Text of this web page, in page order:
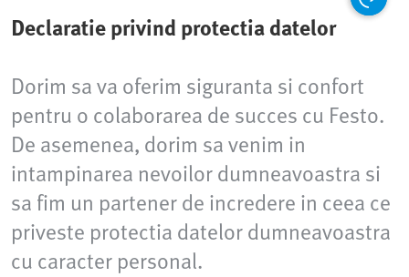
Declaratie privind protectia datelor
Dorim sa va oferim siguranta si confort
pentru o colaborarea de succes cu Festo.
De asemenea, dorim sa venim in
intampinarea nevoilor dumneavoastra si
sa fim un partener de incredere in ceea ce
priveste protectia datelor dumneavoastra
cu caracter personal.